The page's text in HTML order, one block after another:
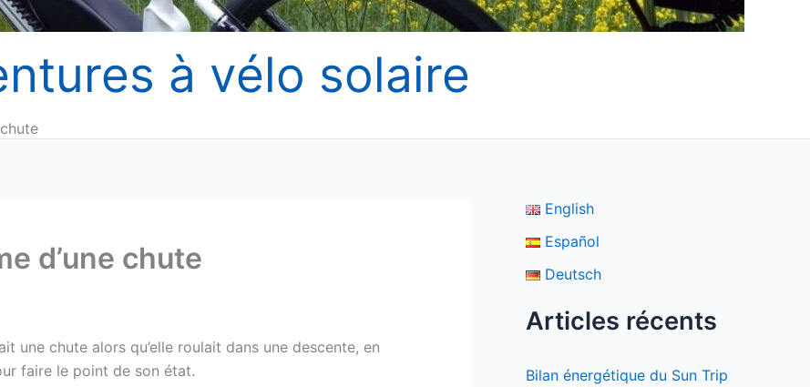
à vélo solaire
d’une chute
une chute alors qu’elle roulait dans une descente, en
faire le point de son état.
English
Español
Deutsch
Articles récents
Bilan énergétique du Sun Trip